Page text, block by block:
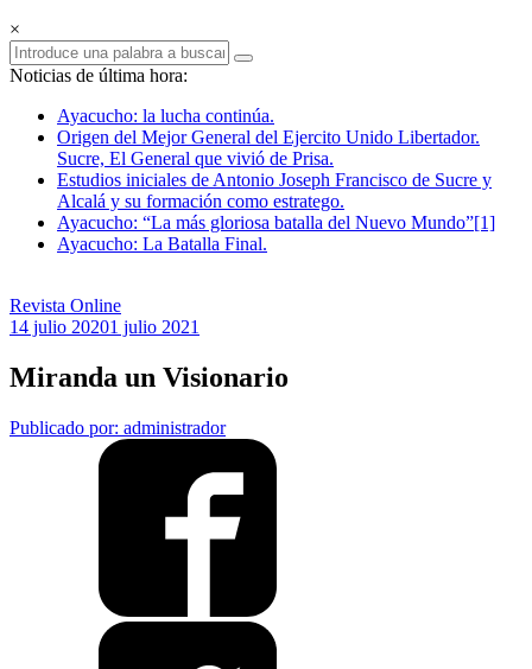
×
Noticias de última hora:
Ayacucho: la lucha continúa.
Origen del Mejor General del Ejercito Unido Libertador.
Sucre, El General que vivió de Prisa.
Estudios iniciales de Antonio Joseph Francisco de Sucre y
Alcalá y su formación como estratego.
Ayacucho: “La más gloriosa batalla del Nuevo Mundo”[1]
Ayacucho: La Batalla Final.
Revista Online
14 julio 20201 julio 2021
Miranda un Visionario
Publicado por: administrador